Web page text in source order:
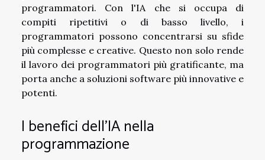
programmatori. Con l'IA che si occupa di
compiti ripetitivi o di basso livello, i
programmatori possono concentrarsi su sfide
più complesse e creative. Questo non solo rende
il lavoro dei programmatori più gratificante, ma
porta anche a soluzioni software più innovative e
potenti.
I benefici dell'IA nella
programmazione